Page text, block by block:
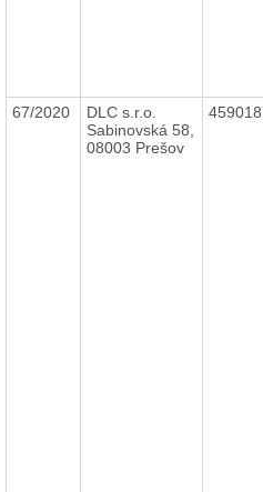
67/2020
DLC s.r.o.
Sabinovská 58,
08003 Prešov